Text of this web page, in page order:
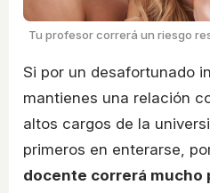
Tu profesor correrá un riesgo
Si por un desafortunado
mantienes una relación
altos cargos de la
primeros en enterarse,
docente correrá mucho